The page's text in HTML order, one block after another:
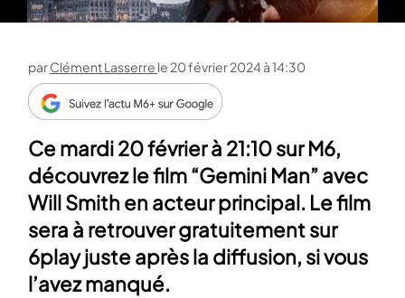
parClément Lasserre le 20 février 2024 à 14:30
Ce mardi 20 février à 21:10 sur M6,
découvrez le film “Gemini Man” avec
Will Smith en acteur principal. Le film
sera à retrouver gratuitement sur
6play juste après la diffusion, si vous
l’avez manqué.